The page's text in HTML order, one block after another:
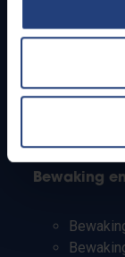
PhD-
Bewaking